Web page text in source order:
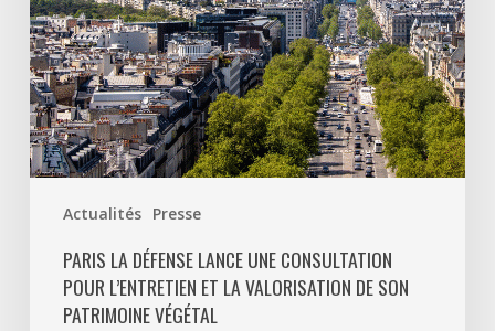
Actualités Presse
la
valorisation
de
son
patrimoine
végétal
PARIS LA DÉFENSE LANCE UNE CONSULTATION
POUR L’ENTRETIEN ET LA VALORISATION DE SON
PATRIMOINE VÉGÉTAL